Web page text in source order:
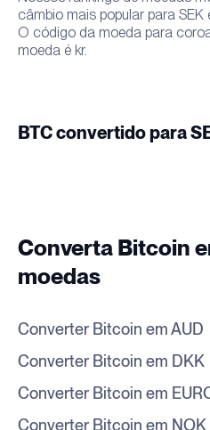
câmbio mais popular para SEK
O código da moeda para
moeda é kr.
BTC convertido para
Converta Bitcoin
moedas
Converter Bitcoin em AUD
Converter Bitcoin em DKK
Converter Bitcoin em
Converter Bitcoin em NOK